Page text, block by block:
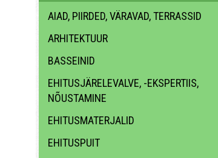
AIAD, PIIRDED, VÄRAVAD, TERRASSID
ARHITEKTUUR
BASSEINID
EHITUSJÄRELEVALVE, -EKSPERTIIS,
NÕUSTAMINE
EHITUSMATERJALID
EHITUSPUIT